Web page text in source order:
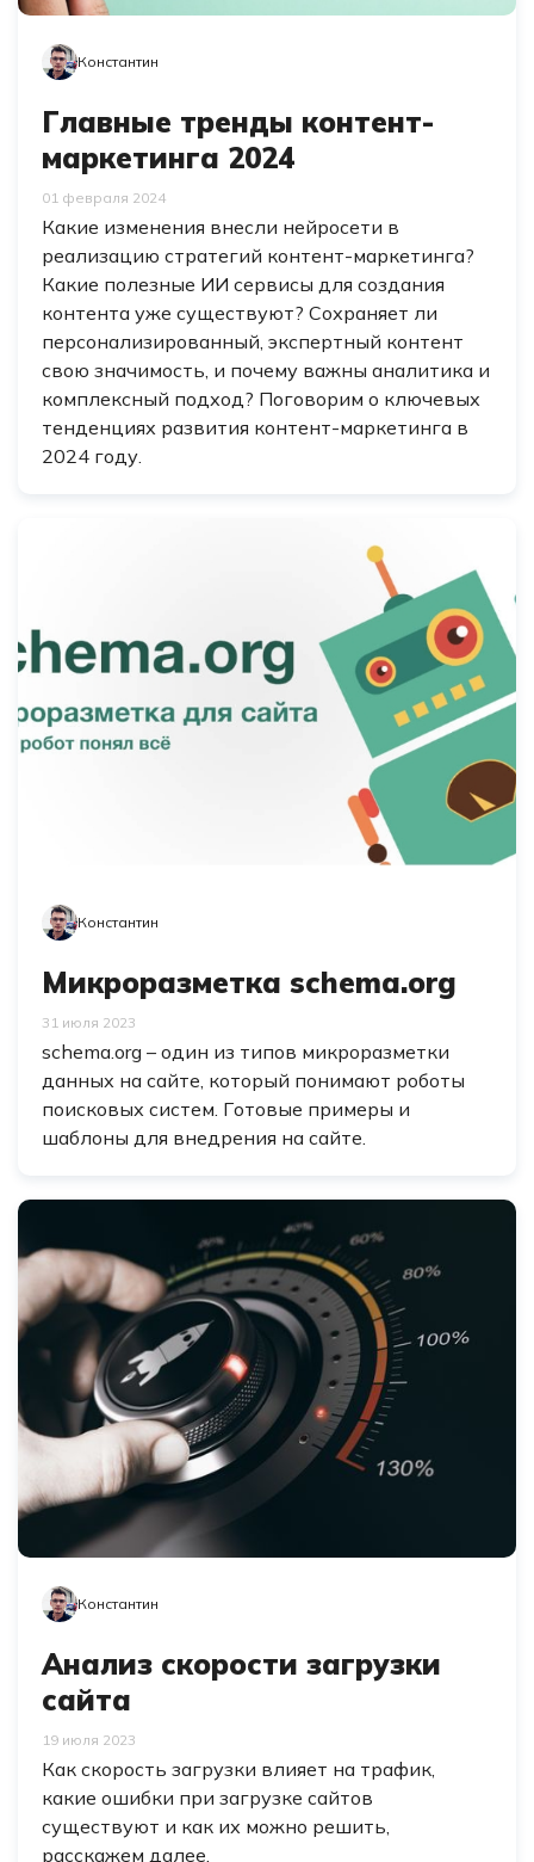
Константин
Главные тренды контент-
маркетинга 2024
01 февраля 2024
Какие изменения внесли нейросети в
реализацию стратегий контент-маркетинга?
Какие полезные ИИ сервисы для создания
контента уже существуют? Сохраняет ли
персонализированный, экспертный контент
свою значимость, и почему важны аналитика и
комплексный подход? Поговорим о ключевых
тенденциях развития контент-маркетинга в
2024 году.
Константин
Микроразметка schema.org
31 июля 2023
schema.org – один из типов микроразметки
данных на сайте, который понимают роботы
поисковых систем. Готовые примеры и
шаблоны для внедрения на сайте.
Константин
Анализ скорости загрузки
сайта
19 июля 2023
Как скорость загрузки влияет на трафик,
какие ошибки при загрузке сайтов
существуют и как их можно решить,
расскажем далее.